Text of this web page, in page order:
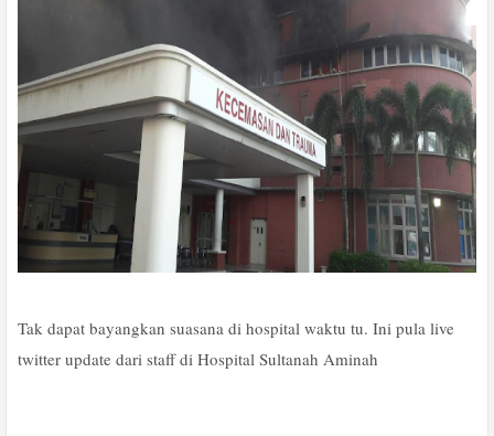
Tak dapat bayangkan suasana di hospital waktu tu. Ini pula live
twitter update dari staff di Hospital Sultanah Aminah